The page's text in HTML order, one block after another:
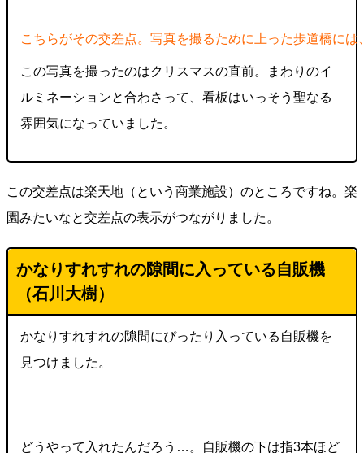
こちらがその交差点。写真を撮るために上った歩道橋に
この写真を撮ったのはクリスマスの直前。まわりのイ
ルミネーションと合わさって、看板はいっそう聖なる
雰囲気になっていました。
この交差点は楽天地（という商業施設）のところですね。楽
園みたいなと交差点の表示がつながりました。
かなりすれすれの隙間に入っている自販機
（石川大樹）
かなりすれすれの隙間にぴったり入っている自販機を
見つけました。
どうやって入れたんだろう…。自販機の下は指3本ほど